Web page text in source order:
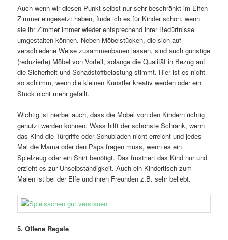
Auch wenn wir diesen Punkt selbst nur sehr beschränkt im Elfen-
Zimmer eingesetzt haben, finde ich es für Kinder schön, wenn
sie ihr Zimmer immer wieder entsprechend ihrer Bedürfnisse
umgestalten können. Neben Möbelstücken, die sich auf
verschiedene Weise zusammenbauen lassen, sind auch günstige
(reduzierte) Möbel von Vorteil, solange die Qualität in Bezug auf
die Sicherheit und Schadstoffbelastung stimmt. Hier ist es nicht
so schlimm, wenn die kleinen Künstler kreativ werden oder ein
Stück nicht mehr gefällt.
Wichtig ist hierbei auch, dass die Möbel von den Kindern richtig
genutzt werden können. Wass hilft der schönste Schrank, wenn
das Kind die Türgriffe oder Schubladen nicht erreicht und jedes
Mal die Mama oder den Papa fragen muss, wenn es ein
Spielzeug oder ein Shirt benötigt. Das frustriert das Kind nur und
erzieht es zur Unselbständigkeit. Auch ein Kindertisch zum
Malen ist bei der Elfe und ihren Freunden z.B. sehr beliebt.
5. Offene Regale